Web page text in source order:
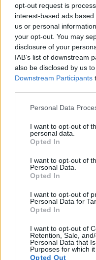
opt-out request is
interest-based ads
us or personal
your opt-out. You may
disclosure of your
IAB’s list of downstream
also be disclosed by us
Downstream Participants
Please note that this
not limited to your visit or
grant or deny consent to
use your data for below
consent section.
Personal Data
I want to opt-out of
personal data.
Opted In
I want to opt-out of
Personal Data.
Opted In
I want to opt-out of
Personal Data for
Opted In
I want to opt-out of
Retention, Sale,
Personal Data that
Purposes for which it
Opted Out
Incendi, a
Andrea
minori,
Gallura, finti
50mila nel
Meteo Olbia
Test tunnel
fine agosto